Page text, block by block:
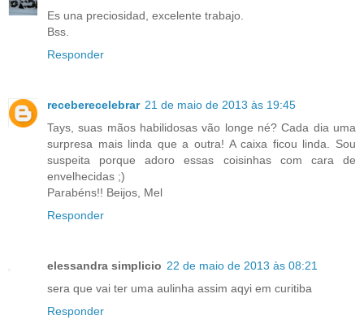
Es una preciosidad, excelente trabajo.
Bss.
Responder
receberecelebrar 21 de maio de 2013 às 19:45
Tays, suas mãos habilidosas vão longe né? Cada dia uma
surpresa mais linda que a outra! A caixa ficou linda. Sou
suspeita porque adoro essas coisinhas com cara de
envelhecidas ;)
Parabéns!! Beijos, Mel
Responder
elessandra simplicio 22 de maio de 2013 às 08:21
sera que vai ter uma aulinha assim aqyi em curitiba
Responder